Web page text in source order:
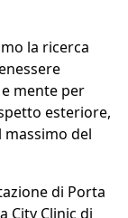
la ricerca
mente per
esteriore,
massimo del
di Porta
City Clinic di